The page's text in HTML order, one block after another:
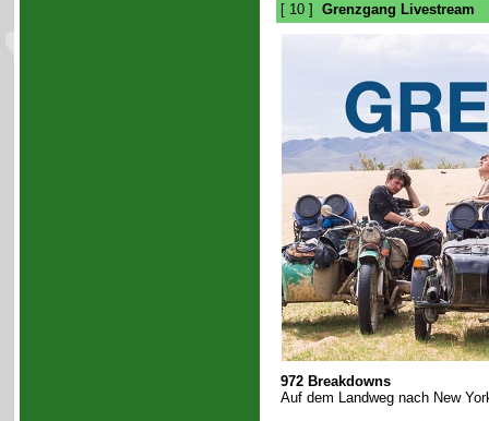
[ 10 ] Grenzgang Livestream
972 Breakdowns
Auf dem Landweg nach New